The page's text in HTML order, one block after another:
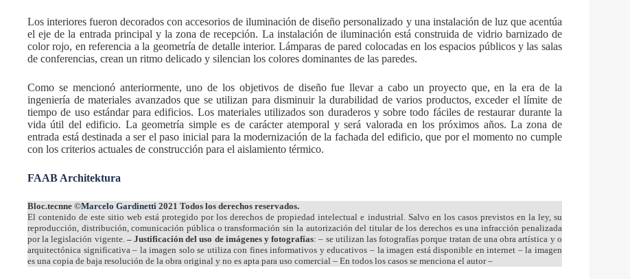
Los interiores fueron decorados con accesorios de iluminación de diseño personalizado y una instalación de luz que acentúa
el eje de la entrada principal y la zona de recepción. La instalación de iluminación está construida de vidrio barnizado de
color rojo, en referencia a la geometría de detalle interior. Lámparas de pared colocadas en los espacios públicos y las salas
de conferencias, crean un ritmo delicado y silencian los colores dominantes de las paredes.
Como se mencionó anteriormente, uno de los objetivos de diseño fue llevar a cabo un proyecto que, en la era de la
ingeniería de materiales avanzados que se utilizan para disminuir la durabilidad de varios productos, exceder el límite de
tiempo de uso estándar para edificios. Los materiales utilizados son duraderos y sobre todo fáciles de restaurar durante la
vida útil del edificio. La geometría simple es de carácter atemporal y será valorada en los próximos años. La zona de
entrada está destinada a ser el paso inicial para la modernización de la fachada del edificio, que por el momento no cumple
con los criterios actuales de construcción para el aislamiento térmico.
FAAB Architektura
Bloc.tecnne ©Marcelo Gardinetti 2021 Todos los derechos reservados.
El contenido de este sitio web está protegido por los derechos de propiedad intelectual e industrial. Salvo en los casos previstos en la ley, su
reproducción, distribución, comunicación pública o transformación sin la autorización del titular de los derechos es una infracción penalizada
por la legislación vigente. – Justificación del uso de imágenes y fotografías: – se utilizan las fotografías porque tratan de una obra artística y o
arquitectónica significativa – la imagen solo se utiliza con fines informativos y educativos – la imagen está disponible en internet – la imagen
es una copia de baja resolución de la obra original y no es apta para uso comercial – En todos los casos se menciona el autor –